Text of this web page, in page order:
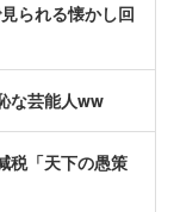
られる懐かし回
な芸能人ww
税「天下の愚策